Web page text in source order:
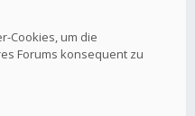
Cookies, um die
Forums konsequent zu